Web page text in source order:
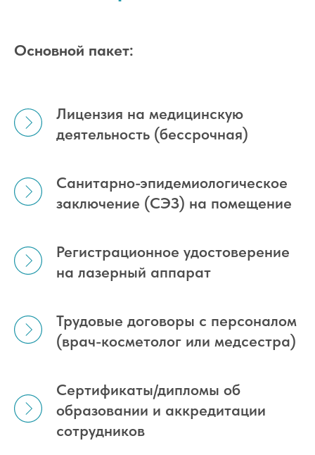
Основной пакет:
Лицензия на медицинскую
деятельность (бессрочная)
Санитарно-эпидемиологическое
заключение (СЭЗ) на помещение
Регистрационное удостоверение
на лазерный аппарат
Трудовые договоры с персоналом
(врач-косметолог или медсестра)
Сертификаты/дипломы об
образовании и аккредитации
сотрудников